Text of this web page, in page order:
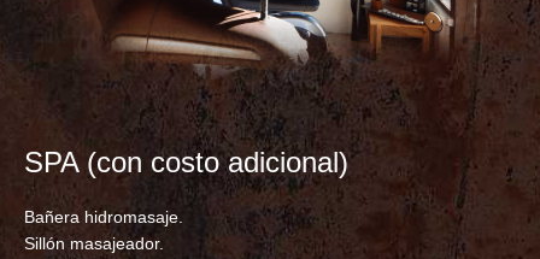
SPA (con costo adicional)
Bañera hidromasaje.
Sillón masajeador.